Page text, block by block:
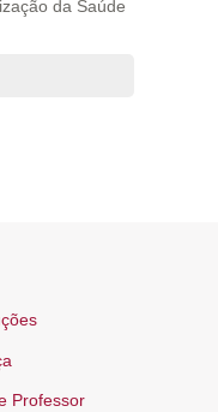
da Saúde
Professor